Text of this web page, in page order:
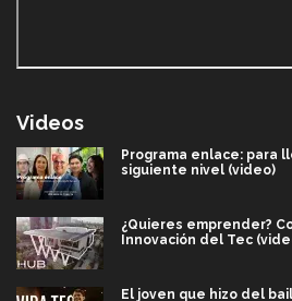
Videos
Programa enlace: para
siguiente nivel (video)
¿Quieres emprender?
Innovación del Tec
El joven que hizo del